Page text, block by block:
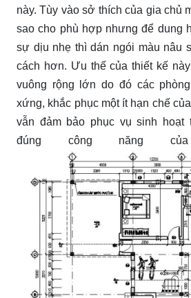
này. Tùy vào sở thích của gia chủ
sao cho phù hợp nhưng để dung
sự dịu nhẹ thì dán ngói màu nâu
cách hơn. Ưu thế của thiết kế
vuông rộng lớn do đó các
xứng, khắc phục một ít hạn chế
vẫn đảm bảo phục vụ sinh hoạt
đúng công năng